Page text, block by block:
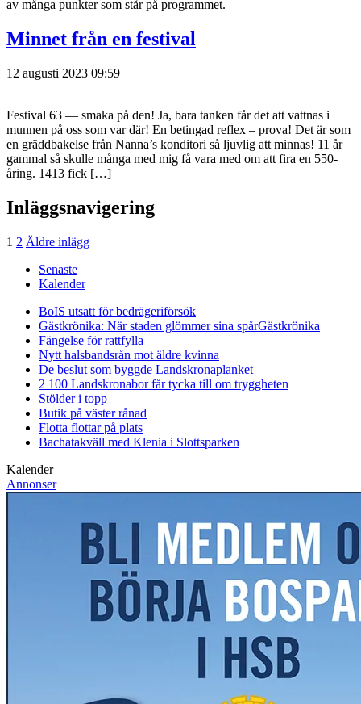
av många punkter som står på programmet.
Minnet från en festival
12 augusti 2023 09:59
Festival 63 — smaka på den! Ja, bara tanken får det att vattnas i
munnen på oss som var där! En betingad reflex – prova! Det är som
en gräddbakelse från Nanna’s konditori så ljuvlig att minnas! 11 år
gammal så skulle många med mig få vara med om att fira en 550-
åring. 1413 fick […]
Inläggsnavigering
1 2 Äldre inlägg
Senaste
Kalender
BoIS utsatt för bedrägeriförsök
Gästkrönika: När staden glömmer sina spårGästkrönika
Fängelse för rattfylla
Nytt halsbandsrån mot äldre kvinna
De beslut som byggde Landskronaplanket
2 100 Landskronabor får tycka till om tryggheten
Stölder i topp
Butik på väster rånad
Flotta flottar på plats
Bachatakväll med Klenia i Slottsparken
Kalender
Annonser